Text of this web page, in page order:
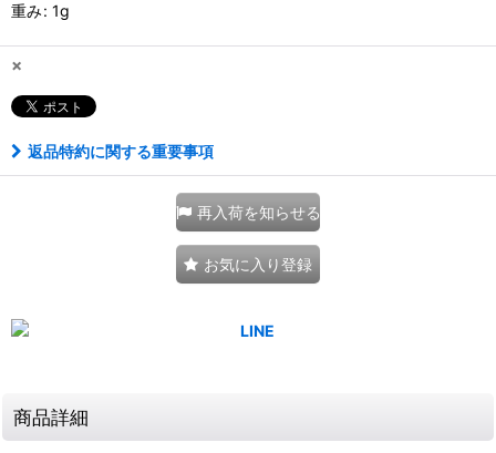
重み: 1g
×
返品特約に関する重要事項
再入荷を知らせる
お気に入り登録
商品詳細